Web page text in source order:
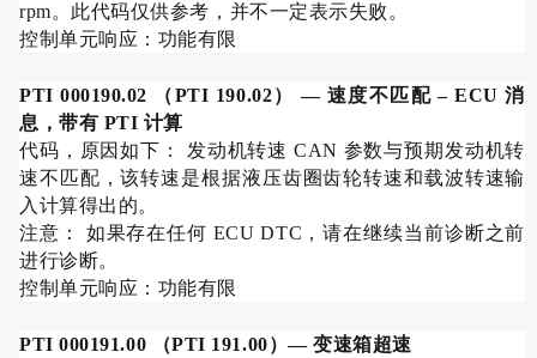
rpm。此代码仅供参考，并不一定表示失败。
控制单元响应：功能有限
PTI 000190.02 （PTI 190.02） — 速度不匹配 – ECU消
息，带有 PTI 计算
代码，原因如下： 发动机转速 CAN 参数与预期发动机转
速不匹配，该转速是根据液压齿圈齿轮转速和载波转速输
入计算得出的。
注意： 如果存在任何 ECU DTC ，请在继续当前诊断之前
进行诊断。
控制单元响应：功能有限
PTI 000191.00 （PTI 191.00）—变速箱超速